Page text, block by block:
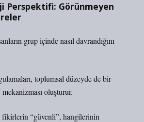
Perspektifi: Görünmeyen
grup içinde nasıl davrandığını
toplumsal düzeyde de bir
oluşturur.
“güvenli”, hangilerinin